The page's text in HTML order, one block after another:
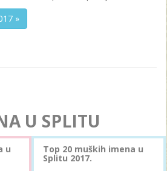
»
U SPLITU
u Top 20 muških imena u
Splitu 2017.